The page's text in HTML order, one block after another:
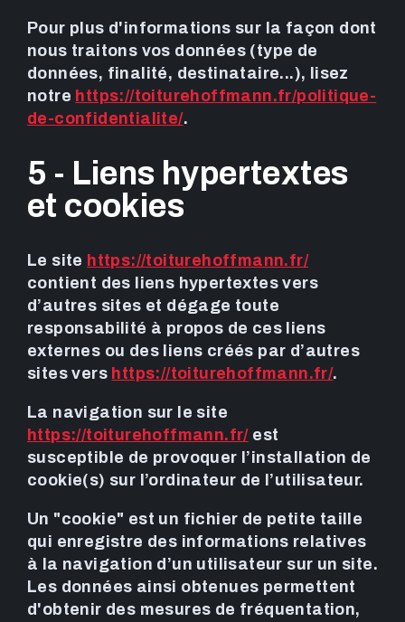
Pour plus d'informations sur la façon dont
nous traitons vos données (type de
données, finalité, destinataire...), lisez
notre https://toiturehoffmann.fr/politique-
de-confidentialite/.
5 - Liens hypertextes
et cookies
Le site https://toiturehoffmann.fr/
contient des liens hypertextes vers
d’autres sites et dégage toute
responsabilité à propos de ces liens
externes ou des liens créés par d’autres
sites vers https://toiturehoffmann.fr/.
La navigation sur le site
https://toiturehoffmann.fr/est
susceptible de provoquer l’installation de
cookie(s) sur l’ordinateur de l’utilisateur.
Un "cookie" est un fichier de petite taille
qui enregistre des informations relatives
à la navigation d’un utilisateur sur un site.
Les données ainsi obtenues permettent
d'obtenir des mesures de fréquentation,